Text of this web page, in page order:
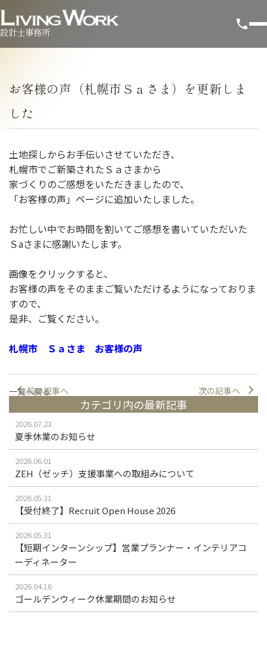
設計士事務所
お客様の声（札幌市Ｓａさま）を更新しま
した
土地探しからお手伝いさせていただき、
札幌市でご新築されたＳａさまから
家づくりのご感想をいただきましたので、
「お客様の声」ページに追加いたしました。
お忙しい中でお時間を割いてご感想を書いていただいた
Ｓaさまに感謝いたします。
画像をクリックすると、
お客様の声をそのままご覧いただけるようになっておりま
すので、
是非、ご覧ください。
札幌市 Ｓａさま お客様の声
前の記事へ 次の記事へ
一覧へ戻る
カテゴリ内の最新記事
2026.07.23
夏季休業のお知らせ
2026.06.01
ZEH（ゼッチ）支援事業への取組みについて
2026.05.31
【受付終了】Recruit Open House 2026
2026.05.31
【短期インターンシップ】営業プランナー・インテリアコ
ーディネーター
2026.04.16
ゴールデンウィーク休業期間のお知らせ